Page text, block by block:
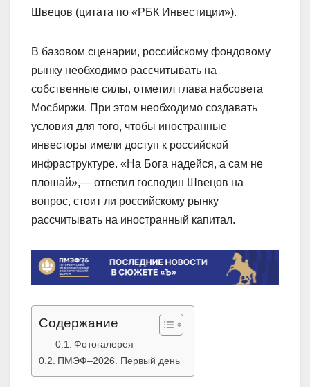
Швецов (цитата по «РБК Инвестиции»).
В базовом сценарии, российскому фондовому
рынку необходимо рассчитывать на
собственные силы, отметил глава набсовета
Мосбиржи. При этом необходимо создавать
условия для того, чтобы иностранные
инвесторы имели доступ к российской
инфраструктуре. «На Бога надейся, а сам не
плошай»,— ответил господин Швецов на
вопрос, стоит ли российскому рынку
рассчитывать на иностранный капитал.
Содержание
Фотогалерея
ПМЭФ–2026. Первый день